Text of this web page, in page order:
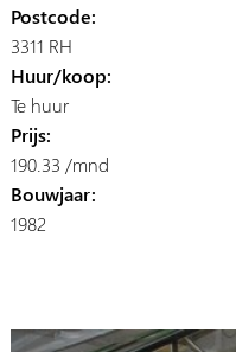
Postcode:
3311 RH
Huur/koop:
Te huur
Prijs:
190.33 /mnd
Bouwjaar:
1982